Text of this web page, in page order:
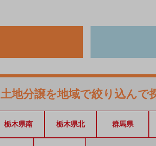
土地分譲を地域で絞り込んで
栃木県南 栃木県北 群馬県